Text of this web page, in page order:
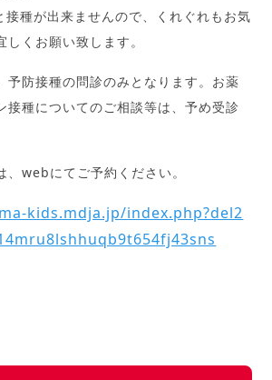
種が出来ませんので、くれぐれもお気
くお願い致します。
予防接種の問診のみとなります。お薬
接種についてのご相談等は、予め受診
、webにてご予約ください。
kids.mdja.jp/index.php?del2